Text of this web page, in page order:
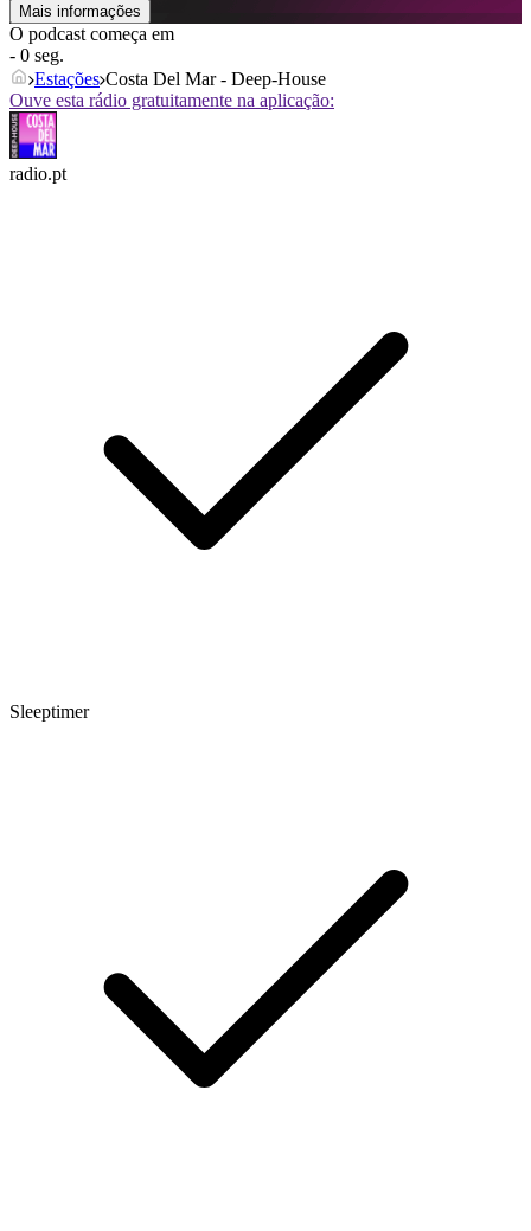
Mais informações
O podcast começa em
- 0 seg.
Estações Costa Del Mar - Deep-House
Ouve esta rádio gratuitamente na aplicação:
radio.pt
Sleeptimer